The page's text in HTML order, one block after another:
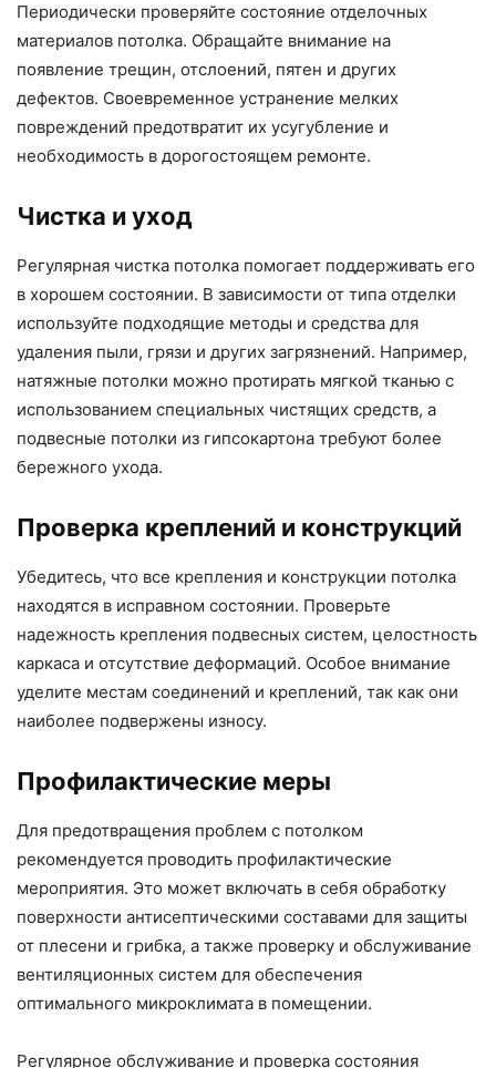
Периодически проверяйте состояние отделочных
материалов потолка. Обращайте внимание на
появление трещин, отслоений, пятен и других
дефектов. Своевременное устранение мелких
повреждений предотвратит их усугубление и
необходимость в дорогостоящем ремонте.
Чистка и уход
Регулярная чистка потолка помогает поддерживать его
в хорошем состоянии. В зависимости от типа отделки
используйте подходящие методы и средства для
удаления пыли, грязи и других загрязнений. Например,
натяжные потолки можно протирать мягкой тканью с
использованием специальных чистящих средств, а
подвесные потолки из гипсокартона требуют более
бережного ухода.
Проверка креплений и конструкций
Убедитесь, что все крепления и конструкции потолка
находятся в исправном состоянии. Проверьте
надежность крепления подвесных систем, целостность
каркаса и отсутствие деформаций. Особое внимание
уделите местам соединений и креплений, так как они
наиболее подвержены износу.
Профилактические меры
Для предотвращения проблем с потолком
рекомендуется проводить профилактические
мероприятия. Это может включать в себя обработку
поверхности антисептическими составами для защиты
от плесени и грибка, а также проверку и обслуживание
вентиляционных систем для обеспечения
оптимального микроклимата в помещении.
Регулярное обслуживание и проверка состояния